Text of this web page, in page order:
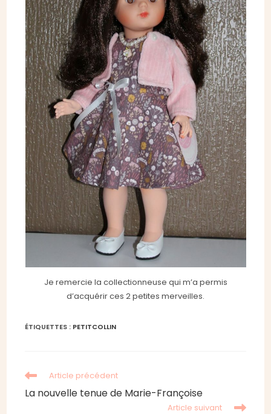
Je remercie la collectionneuse qui m’a permis
d’acquérir ces 2 petites merveilles.
ÉTIQUETTES : PETITCOLLIN
Read
articles
Article précédent
La nouvelle tenue de Marie-Françoise
Article suivant